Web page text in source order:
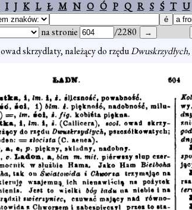
I J K L Ł M N O Ó P Q R S Ś T U
na stronie /2280
owad skrzydlaty, należący do rzęduDwuskrzydłych,